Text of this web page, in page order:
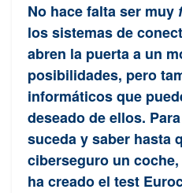
No hace falta ser muy
los sistemas de
abren la puerta a un
posibilidades, pero
informáticos que
deseado de ellos.
suceda y saber hasta
ciberseguro un
ha creado el test